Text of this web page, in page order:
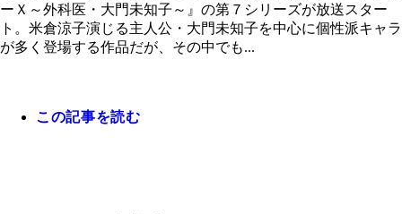
ーＸ～外科医・大門未知子～』の第７シリーズが放送スター
ト。米倉涼子演じる主人公・大門未知子を中心に個性派キャラ
が多く登場する作品だが、その中でも...
この記事を読む